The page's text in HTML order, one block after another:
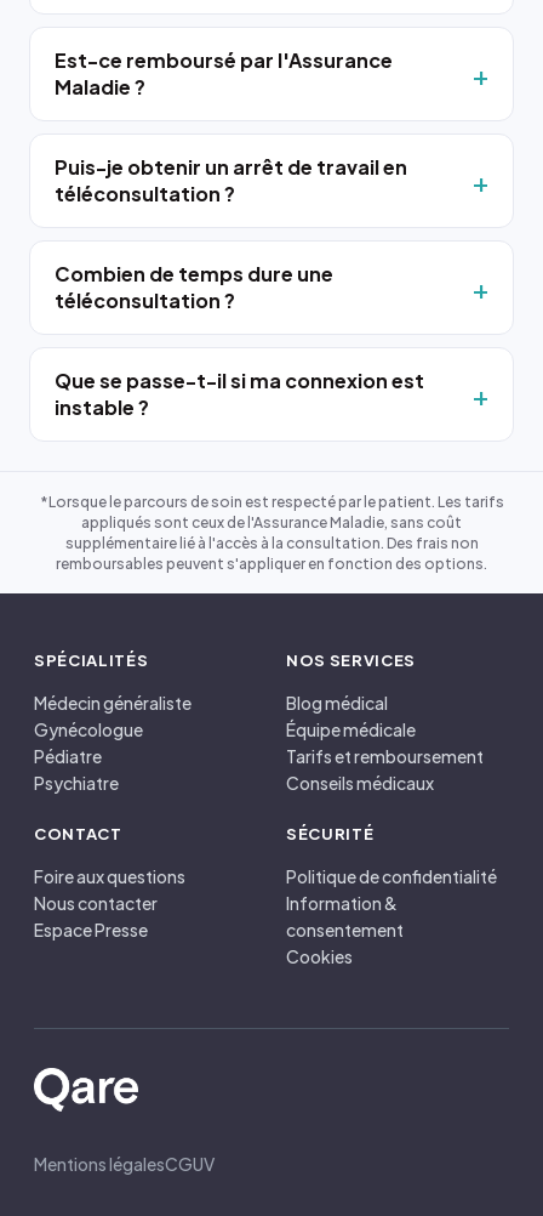
Est-ce remboursé par l'Assurance
Maladie ?
Puis-je obtenir un arrêt de travail en
téléconsultation ?
Combien de temps dure une
téléconsultation ?
Que se passe-t-il si ma connexion est
instable ?
*Lorsque le parcours de soin est respecté par le patient. Les tarifs
appliqués sont ceux de l'Assurance Maladie, sans coût
supplémentaire lié à l'accès à la consultation. Des frais non
remboursables peuvent s'appliquer en fonction des options.
SPÉCIALITÉS
Médecin généraliste
Gynécologue
Pédiatre
Psychiatre
NOS SERVICES
Blog médical
Équipe médicale
Tarifs et remboursement
Conseils médicaux
CONTACT
Foire aux questions
Nous contacter
Espace Presse
SÉCURITÉ
Politique de confidentialité
Information &
consentement
Cookies
Mentions légalesCGUV